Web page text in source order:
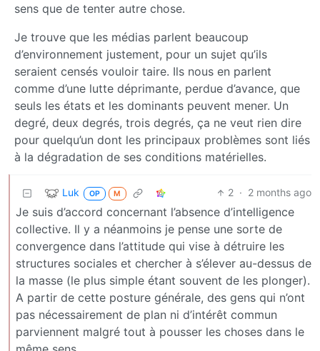
sens que de tenter autre chose.
Je trouve que les médias parlent beaucoup
d’environnement justement, pour un sujet qu’ils
seraient censés vouloir taire. Ils nous en parlent
comme d’une lutte déprimante, perdue d’avance, que
seuls les états et les dominants peuvent mener. Un
degré, deux degrés, trois degrés, ça ne veut rien dire
pour quelqu’un dont les principaux problèmes sont liés
à la dégradation de ses conditions matérielles.
Luk OP M 2 · 2 months ago
Je suis d’accord concernant l’absence d’intelligence
collective. Il y a néanmoins je pense une sorte de
convergence dans l’attitude qui vise à détruire les
structures sociales et chercher à s’élever au-dessus de
la masse (le plus simple étant souvent de les plonger).
A partir de cette posture générale, des gens qui n’ont
pas nécessairement de plan ni d’intérêt commun
parviennent malgré tout à pousser les choses dans le